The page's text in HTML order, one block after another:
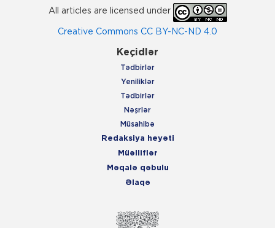
All articles are licensed under
Creative Commons CC BY-NC-ND 4.0
Keçidlər
Tədbirlər
Yeniliklər
Tədbirlər
Nəşrlər
Müsahibə
Redaksiya heyəti
Müəlliflər
Məqalə qəbulu
Əlaqə